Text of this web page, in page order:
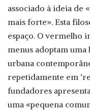
associado à ideia de
mais forte». Esta
espaço. O vermelho
menus adoptam
urbana
repetidamente em
fundadores
uma «pequena